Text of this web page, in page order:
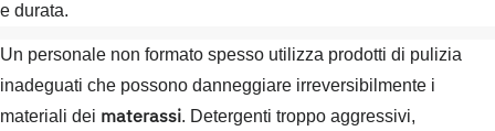
e durata.
Un personale non formato spesso utilizza prodotti di pulizia
inadeguati che possono danneggiare irreversibilmente i
materiali dei materassi. Detergenti troppo aggressivi,